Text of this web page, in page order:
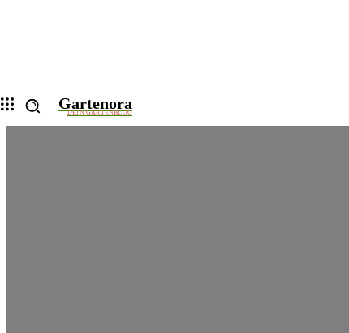
Gartenora
DEIN GARTENBLOG